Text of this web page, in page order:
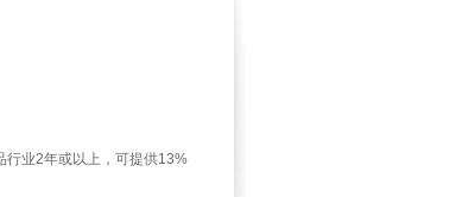
业2年或以上，可提供13%